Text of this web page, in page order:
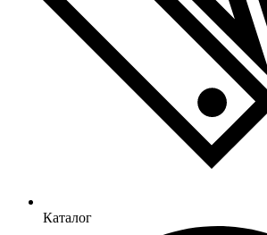
Каталог